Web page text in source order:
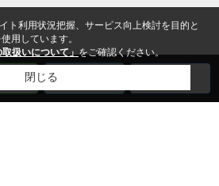
ト利用状況把握、サービス向上検討を目的と
用しています。
扱いについて」をご確認ください。
閉じる